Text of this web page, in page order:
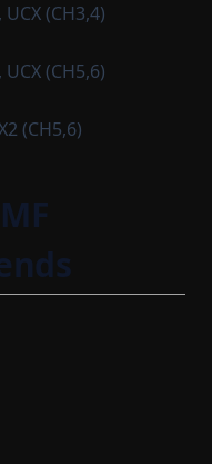
(CH3,4)
(CH5,6)
(CH5,6)